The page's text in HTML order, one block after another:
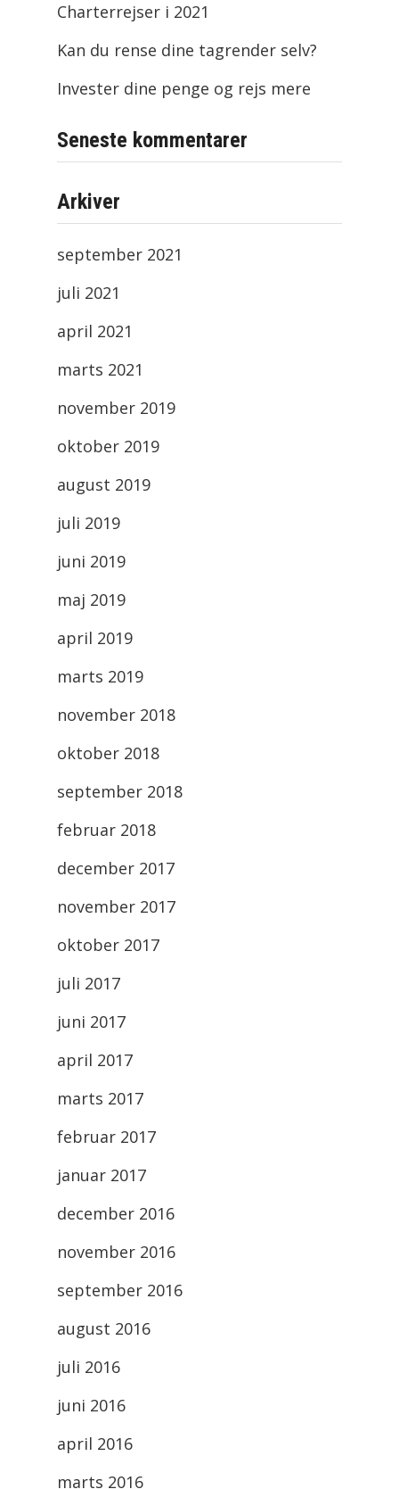
Charterrejser i 2021
Kan du rense dine tagrender selv?
Invester dine penge og rejs mere
Seneste kommentarer
Arkiver
september 2021
juli 2021
april 2021
marts 2021
november 2019
oktober 2019
august 2019
juli 2019
juni 2019
maj 2019
april 2019
marts 2019
november 2018
oktober 2018
september 2018
februar 2018
december 2017
november 2017
oktober 2017
juli 2017
juni 2017
april 2017
marts 2017
februar 2017
januar 2017
december 2016
november 2016
september 2016
august 2016
juli 2016
juni 2016
april 2016
marts 2016